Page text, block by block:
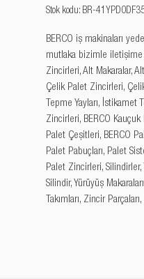
Stok kodu: BR-
BERCO iş makinaları
mutlaka bizimle iletişime
Zincirleri, Alt Makaralar,
Çelik Palet Zincirleri,
Tepme Yayları, İstikamet
Zincirleri, BERCO Kauçuk
Palet Çeşitleri, BERCO
Palet Pabuçları, Palet
Palet Zincirleri, Silindirler,
Silindir, Yürüyüş
Takımları, Zincir